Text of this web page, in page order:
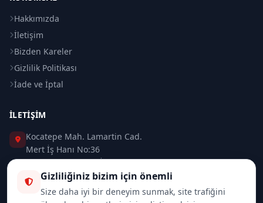
Hakkımızda
İletişim
Bizden Kareler
Gizlilik Politikası
İade ve İptal
İLETIŞIM
Kocatepe Mah. Lamartin Cad.
Mert İş Hanı No:36
Taksim / Beyoğlu / İSTANBUL
0 (212) 235 37 83
Gizliliğiniz bizim için önemli
Size daha iyi bir deneyim sunmak, site trafiğini